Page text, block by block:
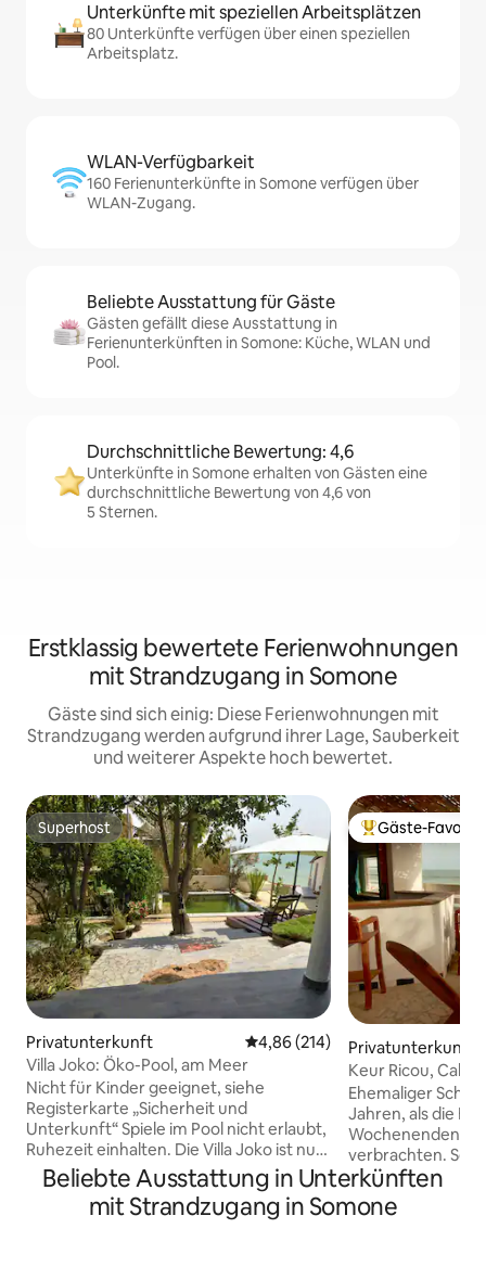
Unterkünfte mit speziellen Arbeitsplätzen
80 Unterkünfte verfügen über einen speziellen
Arbeitsplatz.
WLAN-Verfügbarkeit
160 Ferienunterkünfte in Somone verfügen über
WLAN-Zugang.
Beliebte Ausstattung für Gäste
Gästen gefällt diese Ausstattung in
Ferienunterkünften in Somone: Küche, WLAN und
Pool.
Durchschnittliche Bewertung: 4,6
Unterkünfte in Somone erhalten von Gästen eine
durchschnittliche Bewertung von 4,6 von
5 Sternen.
Erstklassig bewertete Ferienwohnungen
mit Strandzugang in Somone
Gäste sind sich einig: Diese Ferienwohnungen mit
Strandzugang werden aufgrund ihrer Lage, Sauberkeit
und weiterer Aspekte hoch bewertet.
Superhost
Superhost
Privatunterkunft Durchschnittliche Bewertung:
4,86 (214)
Villa Joko: Öko-Pool, am Meer
Nicht für Kinder geeignet, siehe
Registerkarte „Sicherheit und
Unterkunft“ Spiele im Pool nicht erlaubt,
Ruhezeit einhalten. Die Villa Joko ist nur
dem Namen nach eine „Villa“. Es ist eine
alte Hütte aus den 60er Jahren, die 2008
erworben und renoviert wurde, wobei
Beliebter Gäste-
Gäste-Favorit
Privatunterkunft
Keur Ricou,
Ehemaliger
Jahren, als die
Wochenenden in
verbrachten.
Zeugnis dieser
seiner
Am Strand, es ist
Beliebte Ausstattung in Unterkünften
mit Strandzugang in Somone